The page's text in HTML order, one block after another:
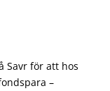
Savr för att hos
–